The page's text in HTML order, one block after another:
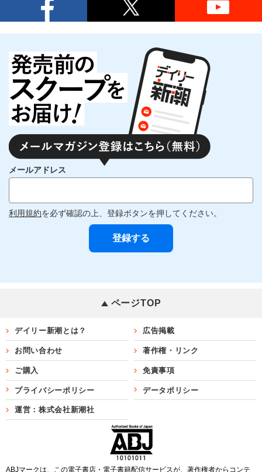
メールアドレス
利用規約を必ず確認の上、登録ボタンを押してください。
ページTOP
デイリー新潮とは？ 広告掲載
お問い合わせ 著作権・リンク
ご購入 免責事項
プライバシーポリシー データポリシー
運営：株式会社新潮社
ABJマークは、この電子書店・電子書籍配信サービスが、著作権者からコンテ